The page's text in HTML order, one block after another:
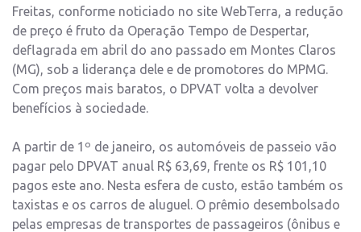
Freitas, conforme noticiado no site WebTerra, a redução
de preço é fruto da Operação Tempo de Despertar,
deflagrada em abril do ano passado em Montes Claros
(MG), sob a liderança dele e de promotores do MPMG.
Com preços mais baratos, o DPVAT volta a devolver
benefícios à sociedade.
A partir de 1º de janeiro, os automóveis de passeio vão
pagar pelo DPVAT anual R$ 63,69, frente os R$ 101,10
pagos este ano. Nesta esfera de custo, estão também os
taxistas e os carros de aluguel. O prêmio desembolsado
pelas empresas de transportes de passageiros (ônibus e